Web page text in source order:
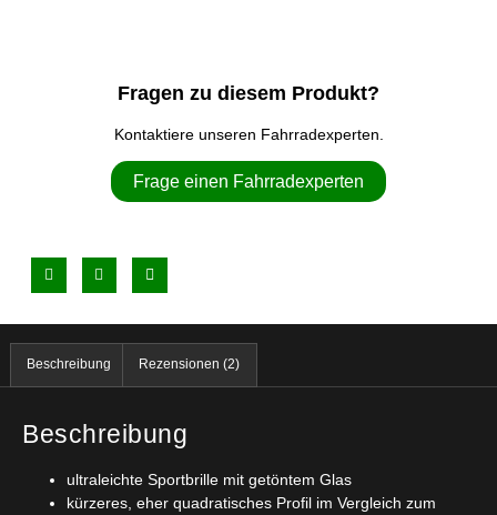
Fragen zu diesem Produkt?
Kontaktiere unseren Fahrradexperten.
Frage einen Fahrradexperten
Beschreibung Rezensionen (2)
Beschreibung
ultraleichte Sportbrille mit getöntem Glas
kürzeres, eher quadratisches Profil im Vergleich zum